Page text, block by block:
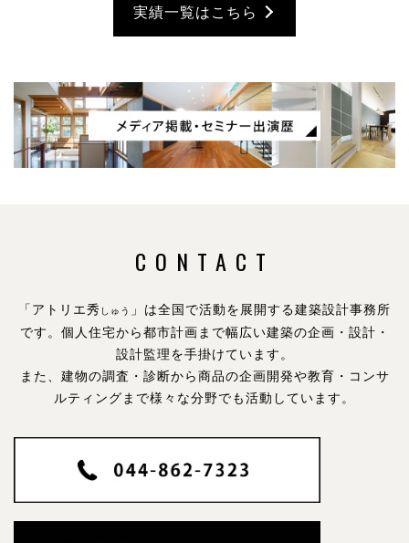
実績一覧はこちら
CONTACT
「アトリエ秀 しゅう
」は全国で活動を展開する建築設計事務所
です。 個人住宅から都市計画まで幅広い建築の企画・設計・
設計監理を手掛けています。
また、建物の調査・診断から商品の企画開発や教育・コンサ
ルティングまで様々な分野でも活動しています。